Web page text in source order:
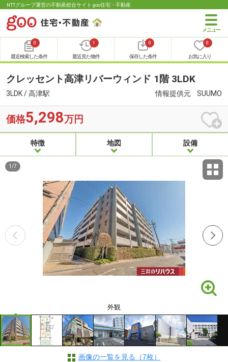
NTTグループ運営の不動産総合サイト goo住宅・不動産
0
最近検索した条件
1
最近見た物件
0
保存した条件
0
お気に入り
クレッセント高津リバーウィンド 1階 3LDK
3LDK / 高津駅 情報提供元 SUUMO
価格5,298万円
特徴 地図 設備
外観
1 /7
画像の一覧を見る（7枚）